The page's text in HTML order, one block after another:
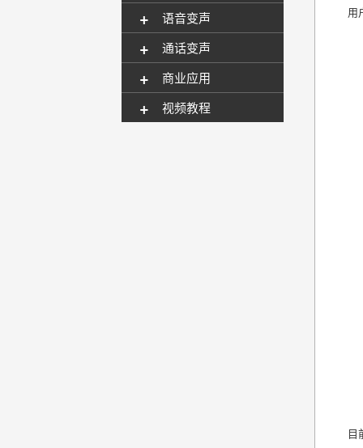
语音变声
+
通话变声
+
商业应用
+
视频教程
+
用
目